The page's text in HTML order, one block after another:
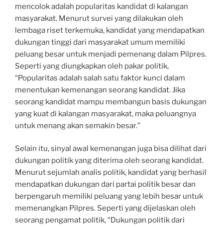
mencolok adalah popularitas kandidat di kalangan
masyarakat. Menurut survei yang dilakukan oleh
lembaga riset terkemuka, kandidat yang mendapatkan
dukungan tinggi dari masyarakat umum memiliki
peluang besar untuk menjadi pemenang dalam Pilpres.
Seperti yang diungkapkan oleh pakar politik,
“Popularitas adalah salah satu faktor kunci dalam
menentukan kemenangan seorang kandidat. Jika
seorang kandidat mampu membangun basis dukungan
yang kuat di kalangan masyarakat, maka peluangnya
untuk menang akan semakin besar.”
Selain itu, sinyal awal kemenangan juga bisa dilihat dari
dukungan politik yang diterima oleh seorang kandidat.
Menurut sejumlah analis politik, kandidat yang berhasil
mendapatkan dukungan dari partai politik besar dan
berpengaruh memiliki peluang yang lebih besar untuk
memenangkan Pilpres. Seperti yang dijelaskan oleh
seorang pengamat politik, “Dukungan politik dari